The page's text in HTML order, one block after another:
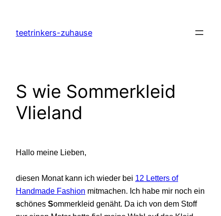
springen
teetrinkers-zuhause
S wie Sommerkleid
Vlieland
Hallo meine Lieben,
diesen Monat kann ich wieder bei 12 Letters of
Handmade Fashion mitmachen. Ich habe mir noch ein
schönes Sommerkleid genäht. Da ich von dem Stoff